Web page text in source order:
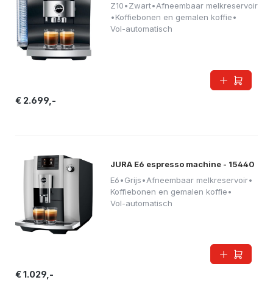
Z10•Zwart•Afneembaar melkreservoir
•Koffiebonen en gemalen koffie•
Vol-automatisch
€ 2.699,-
JURA E6 espresso machine - 15440
E6•Grijs•Afneembaar melkreservoir•
Koffiebonen en gemalen koffie•
Vol-automatisch
€ 1.029,-